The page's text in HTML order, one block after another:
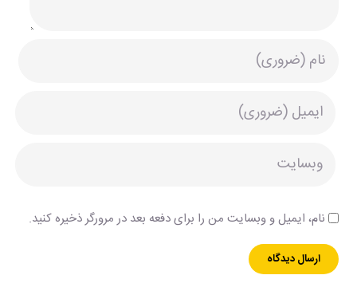
نام، ایمیل و وبسایت من را برای دفعه بعد در مرورگر ذخیره کنید.